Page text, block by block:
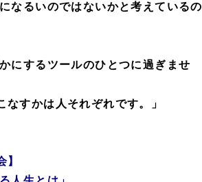
なるいのではないかと考えているの
にするツールのひとつに過ぎませ
すかは人それぞれです。」
】